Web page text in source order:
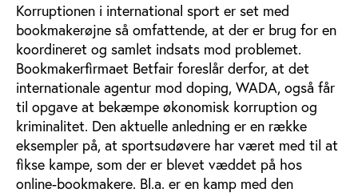
Korruptionen i international sport er set med
bookmakerøjne så omfattende, at der er brug for en
koordineret og samlet indsats mod problemet.
Bookmakerfirmaet Betfair foreslår derfor, at det
internationale agentur mod doping, WADA, også får
til opgave at bekæmpe økonomisk korruption og
kriminalitet. Den aktuelle anledning er en række
eksempler på, at sportsudøvere har været med til at
fikse kampe, som der er blevet væddet på hos
online-bookmakere. Bl.a. er en kamp med den